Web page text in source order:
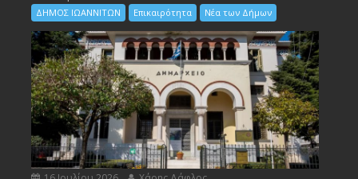
ΔΗΜΟΣ ΙΩΑΝΝΙΤΩΝ Επικαιρότητα Νέα των Δήμων